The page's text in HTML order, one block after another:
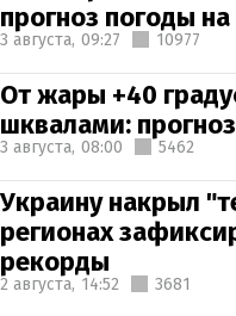
прогноз погоды на
3 августа, 09:27 10977
От жары +40
шквалами:
3 августа, 08:00 5462
Украину накрыл
регионах
рекорды
2 августа, 14:52 3681